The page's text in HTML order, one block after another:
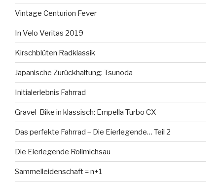
Vintage Centurion Fever
In Velo Veritas 2019
Kirschblüten Radklassik
Japanische Zurückhaltung: Tsunoda
Initialerlebnis Fahrrad
Gravel-Bike in klassisch: Empella Turbo CX
Das perfekte Fahrrad – Die Eierlegende… Teil 2
Die Eierlegende Rollmichsau
Sammelleidenschaft = n+1